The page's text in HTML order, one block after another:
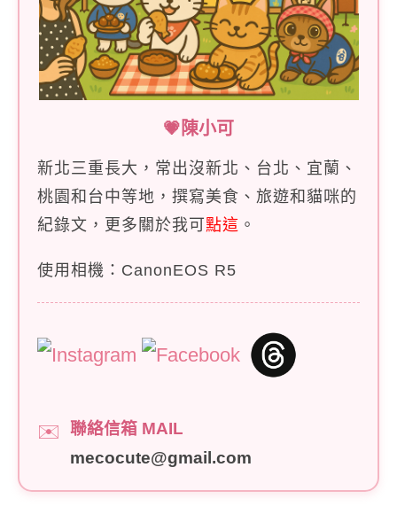
💗陳小可
新北三重長大，常出沒新北、台北、宜蘭、
桃園和台中等地，撰寫美食、旅遊和貓咪的
紀錄文，更多關於我可 點這 。
使用相機：CanonEOS R5
✉️
聯絡信箱 MAIL
mecocute@gmail.com